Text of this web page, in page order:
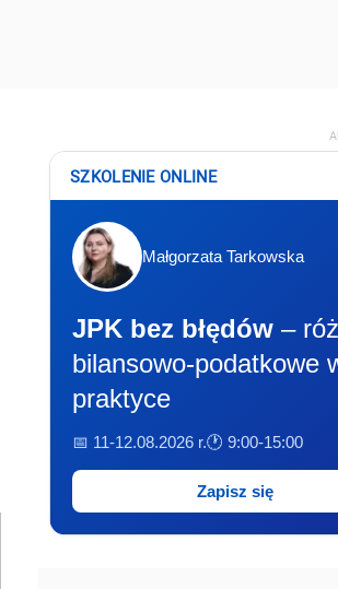
SZKOLENIE ONLINE
Małgorzata Tarkowska
JPK bez błędów –
bilansowo-podatkowe
praktyce
📅 11-12.08.2026 r.🕐 9:00-15:00
Zapisz się